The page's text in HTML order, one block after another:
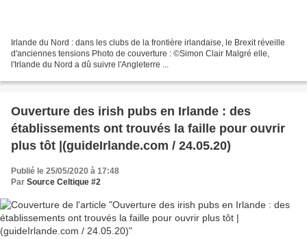
Irlande du Nord : dans les clubs de la frontière irlandaise, le Brexit réveille
d'anciennes tensions Photo de couverture : ©Simon Clair Malgré elle,
l'Irlande du Nord a dû suivre l'Angleterre ...
Ouverture des irish pubs en Irlande : des
établissements ont trouvés la faille pour ouvrir
plus tôt |(guideIrlande.com / 24.05.20)
Publié le 25/05/2020 à 17:48
Par Source Celtique #2